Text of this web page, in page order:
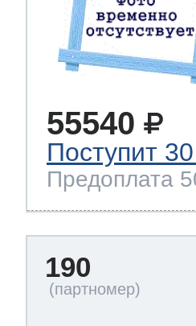
55540
Поступит
Предоплата
190